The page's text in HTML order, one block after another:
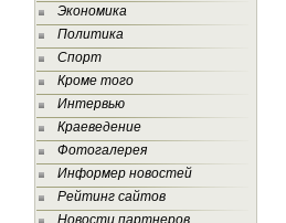
Экономика
Политика
Спорт
Кроме того
Интервью
Краеведение
Фотогалерея
Информер новостей
Рейтинг сайтов
Новости партнеров